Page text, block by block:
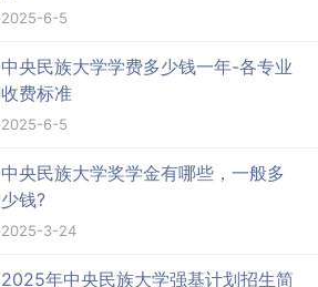
2025-6-5
中央民族大学学费多少钱一年-各专业
收费标准
2025-6-5
中央民族大学奖学金有哪些，一般多
少钱?
2025-3-24
2025年中央民族大学强基计划招生简